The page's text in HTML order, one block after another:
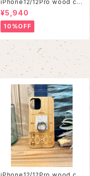
iPhone12/12Pro wood ca
se
¥5,940
10%OFF